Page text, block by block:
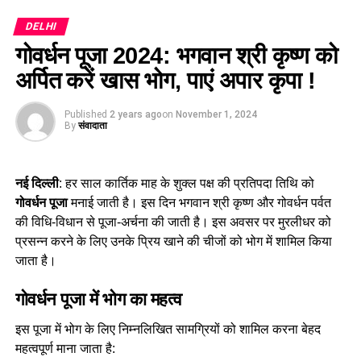
SearchGPT
करके वेब ब्राउज़िंग की सुविधा प्रदान करता है।
यह ChatGPT के ज्ञान-आधार से बाहर के सवालों के जवाब भी दे
सकता है और वेब पेजों के लिंक के साथ उत्तर दिखाता है, जिससे
यूजर्स जानकारी की सत्यता की जांच कर सकते हैं।
SearchGPT का उपयोग कैसे करें?
और भी सरल हो जाती है। एप्लिकेशन खोलते ही यह वेब सर्च ऑप्शन को
ऑटोमैटिकली सक्रिय कर देता है।
SearchGPT का महत्व
OpenAI ने अक्टूबर में
गया है। यह न केवल ChatGPT की सीमाओं को बढ़ाता है, बल्कि यूजर्स
को अधिक सटीक और प्रमाणित जानकारी तक पहुंचने में भी मदद करता है।
iOS और iPadOS उपयोगकर्ताओं के लिए यह एक महत्वपूर्ण अपडेट है, जो
DELHI
गोवर्धन पूजा 2024: भगवान श्री कृष्ण को
अर्पित करें खास भोग, पाएं अपार कृपा !
Published 2 years agoon November 1, 2024
By संवादाता
नई दिल्ली: हर साल कार्तिक माह के शुक्ल पक्ष की प्रतिपदा तिथि को
गोवर्धन पूजामनाई जाती है। इस दिन भगवान श्री कृष्ण और गोवर्धन पर्वत
की विधि-विधान से पूजा-अर्चना की जाती है। इस अवसर पर मुरलीधर को
प्रसन्न करने के लिए उनके प्रिय खाने की चीजों को भोग में शामिल किया
जाता है।
गोवर्धन पूजा में भोग का महत्व
इस पूजा में भोग के लिए निम्नलिखित सामग्रियों को शामिल करना बेहद
महत्वपूर्ण माना जाता है: